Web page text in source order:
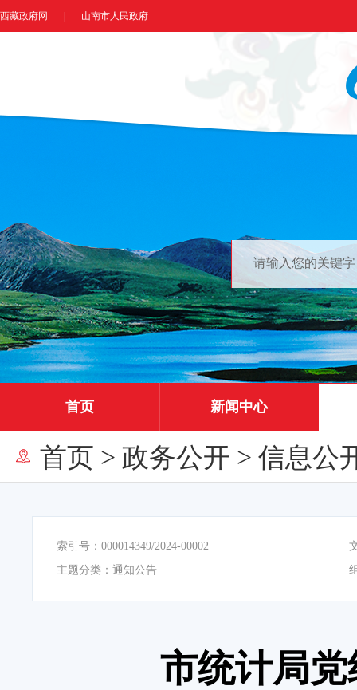
西藏政府网 山南市人民政府
首页 新闻中心
首页 > 政务公开 > 信息公
索引号： 000014349/2024-00002
主题分类： 通知公告
市统计局